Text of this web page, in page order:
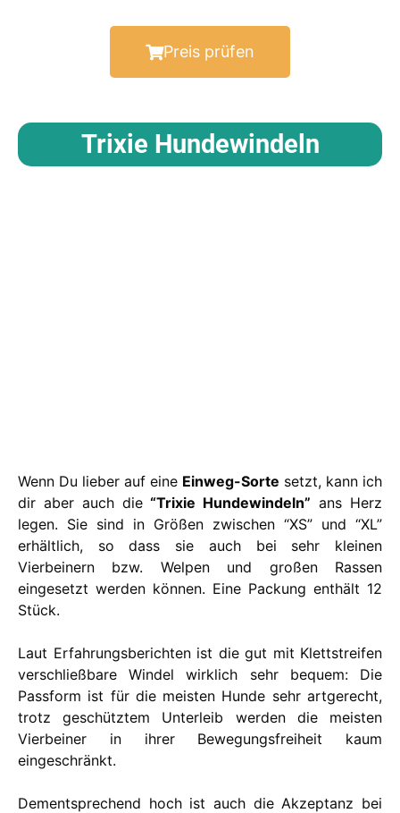
Preis prüfen
Trixie Hundewindeln
Wenn Du lieber auf eine Einweg-Sorte setzt, kann ich
dir aber auch die“Trixie Hundewindeln” ans Herz
legen. Sie sind in Größen zwischen “XS” und “XL”
erhältlich, so dass sie auch bei sehr kleinen
Vierbeinern bzw. Welpen und großen Rassen
eingesetzt werden können. Eine Packung enthält 12
Stück.
Laut Erfahrungsberichten ist die gut mit Klettstreifen
verschließbare Windel wirklich sehr bequem: Die
Passform ist für die meisten Hunde sehr artgerecht,
trotz geschütztem Unterleib werden die meisten
Vierbeiner in ihrer Bewegungsfreiheit kaum
eingeschränkt.
Dementsprechend hoch ist auch die Akzeptanz bei